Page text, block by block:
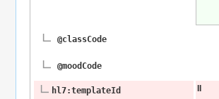
@classCode
@moodCode
hl7:templateId